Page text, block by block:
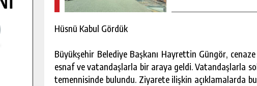
Hüsnü Kabul Gördük
Büyükşehir Belediye Başkanı Hayrettin Güngör,
esnaf ve vatandaşlarla bir araya geldi. Vatandaşlarla
temennisinde bulundu. Ziyarete ilişkin açıklamalarda